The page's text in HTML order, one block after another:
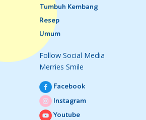
Tumbuh Kembang
Resep
Umum
Follow Social Media
Merries Smile
Facebook
Instagram
Youtube